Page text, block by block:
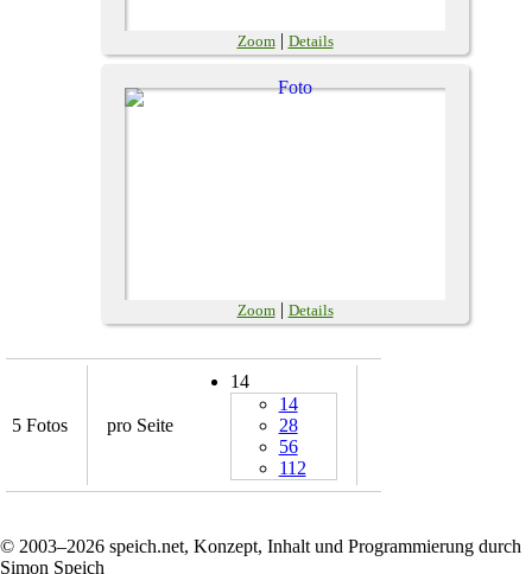
Zoom| Details
Zoom| Details
5 Fotos pro Seite
14
14
28
56
112
© 2003–2026 speich.net, Konzept, Inhalt und Programmierung durch
Simon Speich